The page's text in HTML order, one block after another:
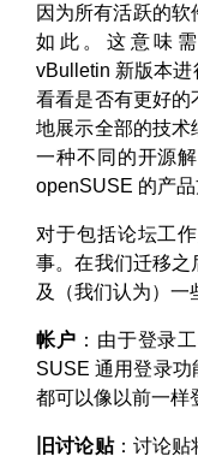
因为所有活跃的
如此。这意味
vBulletin 新版本
看看是否有更好的
地展示全部的技术
一种不同的开源
openSUSE 的产品
对于包括论坛工
事。在我们迁移之
及（我们认为）一
帐户 ：由于登录
SUSE 通用登录
都可以像以前一样
旧讨论贴：讨论贴